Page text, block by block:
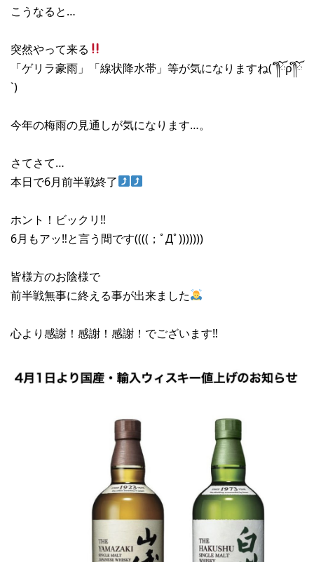
こうなると…
突然やって来る
「ゲリラ豪雨」「線状降水帯」等が気になりますね(´༎ຶོρ༎ຶོ
`)
今年の梅雨の見通しが気になります…。
さてさて…
本日で6月前半戦終了
ホント！ビックリ‼︎
6月もアッ‼︎と言う間です((((；ﾟДﾟ)))))))
皆様方のお陰様で
前半戦無事に終える事が出来ました
心より感謝！感謝！感謝！でございます‼︎